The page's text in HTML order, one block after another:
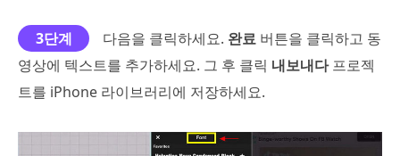
3단계 다음을 클릭하세요. 완료 버튼을 클릭하고 동
영상에 텍스트를 추가하세요. 그 후 클릭 내보내다프로젝
트를 iPhone 라이브러리에 저장하세요.